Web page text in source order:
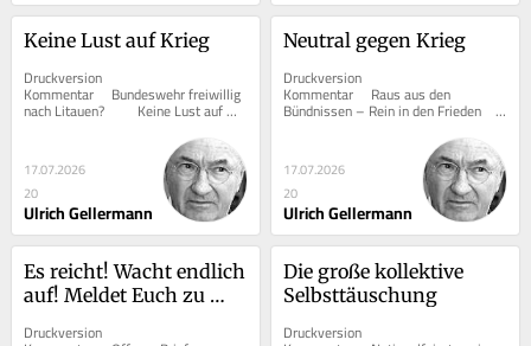
Keine Lust auf Krieg
Druckversion
Kommentar     Bundeswehr freiwillig
nach Litauen?      	Keine Lust auf
17.07.2026
20
Ulrich Gellermann
Neutral gegen Krieg
Druckversion
Kommentar     Raus aus den
Bündnissen – Rein in den Frieden
17.07.2026
20
Ulrich Gellermann
Es reicht! Wacht endlich
auf! Meldet Euch zu
Druckversion
Die große kollektive
Selbsttäuschung
Druckversion